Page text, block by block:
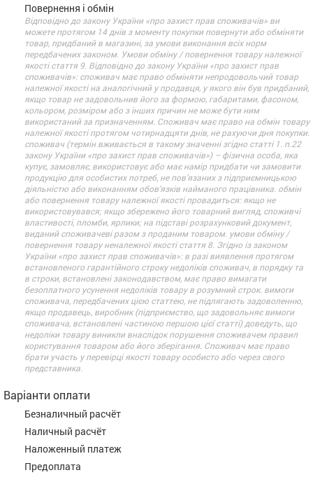
Повернення і обмін
Відповідно до закону України «про захист прав споживачів» ви
можете протягом 14 днів з моменту покупки повернути або обміняти
товар, придбаний в магазині, за умови виконання всіх норм
передбачених законом. Умови обміну / повернення товару належної
якості стаття 9. Відповідно до закону України «про захист прав
споживачів»: споживач має право обміняти непродовольчий товар
належної якості на аналогічний у продавця, у якого він був придбаний,
якщо товар не задовольнив його за формою, габаритами, фасоном,
кольором, розміром або з інших причин не може бути ним
використаний за призначенням. Споживач має право на обмін товару
належної якості протягом чотирнадцяти днів, не рахуючи дня покупки.
споживач (термін вживається в такому значенні згідно статті 1. п.22
закону України «про захист прав споживачів») – фізична особа, яка
купує, замовляє, використовує або має намір придбати чи замовити
продукцію для особистих потреб, не пов’язаних з підприємницькою
діяльністю або виконанням обов’язків найманого працівника. обмін
або повернення товару належної якості провадиться: якщо не
використовувався; якщо збережено його товарний вигляд, споживчі
властивості, пломби, ярлики; на підставі розрахунковий документ,
виданий споживачеві разом з проданим товаром. умови обміну /
повернення товару неналежної якості стаття 8. Згідно із законом
України «про захист прав споживачів»: в разі виявлення протягом
встановленого гарантійного строку недоліків споживач, в порядку та
в строки, встановлені законодавством, має право вимагати
безоплатного усунення недоліків товару в розумний строк. вимоги
споживача, передбачених цією статтею, не підлягають задоволенню,
якщо продавець, виробник (підприємство, що задовольняє вимоги
споживача, встановлені частиною першою цієї статті) доведуть, що
недоліки товару виникли внаслідок порушення споживачем правил
користування товаром або його зберігання. Споживач має право
брати участь у перевірці якості товару особисто або через свого
представника.
Варіанти оплати
Безналичный расчёт
Наличный расчёт
Наложенный платеж
Предоплата